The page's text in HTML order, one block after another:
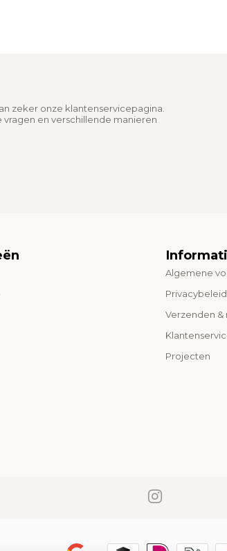
zeker onze klantenservicepagina.
en verschillende manieren
Algemene
Privacybeleid
Verzenden
Projecten